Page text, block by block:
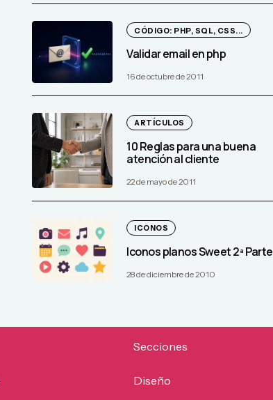
CÓDIGO: PHP, SQL, CSS...
Validar email en php
16 de octubre de 2011
ARTÍCULOS
10 Reglas para una buena
atención al cliente
22 de mayo de 2011
ICONOS
Iconos planos Sweet 2ª Parte
28 de diciembre de 2010
Secciones
Diseño